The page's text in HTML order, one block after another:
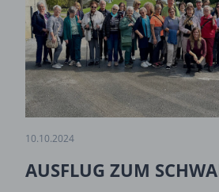
10.10.2024
AUSFLUG ZUM